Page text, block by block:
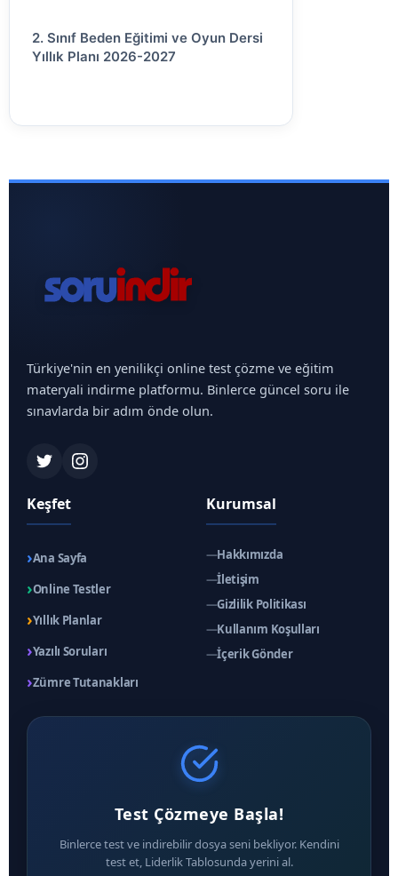
2. Sınıf Beden Eğitimi ve Oyun Dersi
Yıllık Planı 2026-2027
Türkiye'nin en yenilikçi online test çözme ve eğitim
materyali indirme platformu. Binlerce güncel soru ile
sınavlarda bir adım önde olun.
Keşfet
›Ana Sayfa
›Online Testler
›Yıllık Planlar
›Yazılı Soruları
›Zümre Tutanakları
Kurumsal
—Hakkımızda
—İletişim
—Gizlilik Politikası
—Kullanım Koşulları
—İçerik Gönder
Test Çözmeye Başla!
Binlerce test ve indirebilir dosya seni bekliyor. Kendini
test et, Liderlik Tablosunda yerini al.